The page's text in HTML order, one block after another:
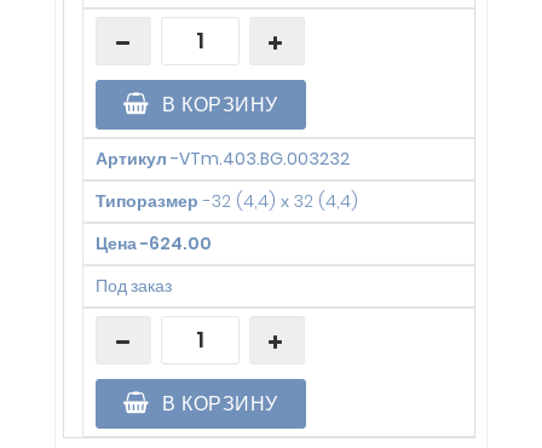
В КОРЗИНУ
Артикул -VTm.403.BG.003232
Типоразмер -32 (4,4) х 32 (4,4)
Цена-624.00
Под заказ
В КОРЗИНУ